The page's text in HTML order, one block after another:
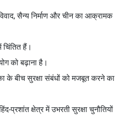
सैन्य निर्माण और चीन का आक्रामक
हैं।
को बढ़ाना है।
के बीच सुरक्षा संबंधों को मजबूत करने का
प्रशांत क्षेत्र में उभरती सुरक्षा चुनौतियों